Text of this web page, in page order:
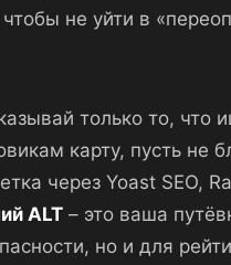
не уйти в
только то, что
карту, пусть не
через Yoast SEO,
ALT– это ваша
но и для